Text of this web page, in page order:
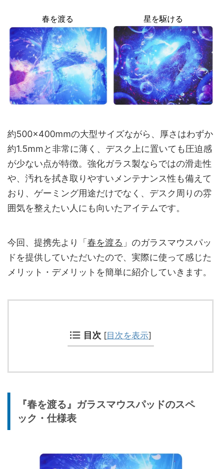
春を渡る 星を駆ける
約500×400mmの大型サイズながら、厚さはわずか
約1.5mmと非常に薄く、デスク上に置いても圧迫感
が少ない点が特徴。強化ガラス製ならではの滑走性
や、汚れを拭き取りやすいメンテナンス性も備えて
おり、ゲーミング用途だけでなく、デスク周りの雰
囲気を整えたい人にも向いたアイテムです。
今回、提携先より「 春を渡る 」のガラスマウスパッ
ドを提供していただいたので、実際に使って感じた
メリット・デメリットを簡単に紹介していきます。
目次 [目次を表示]
『春を渡る』ガラスマウスパッドのスペ
ック・仕様表